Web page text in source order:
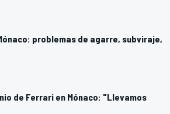
problemas de agarre, subviraje,
de Ferrari en Mónaco: "Llevamos